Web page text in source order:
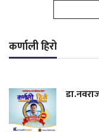
कर्णाली हिरो